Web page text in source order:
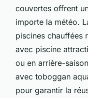
couvertes offrent
importe la météo.
piscines chauffées
avec piscine
ou en arrière-
avec toboggan
pour garantir la